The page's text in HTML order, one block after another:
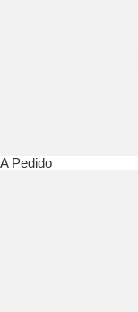
A Pedido